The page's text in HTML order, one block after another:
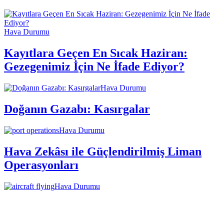
Hava Durumu
Kayıtlara Geçen En Sıcak Haziran:
Gezegenimiz İçin Ne İfade Ediyor?
Hava Durumu
Doğanın Gazabı: Kasırgalar
Hava Durumu
Hava Zekâsı ile Güçlendirilmiş Liman
Operasyonları
Hava Durumu